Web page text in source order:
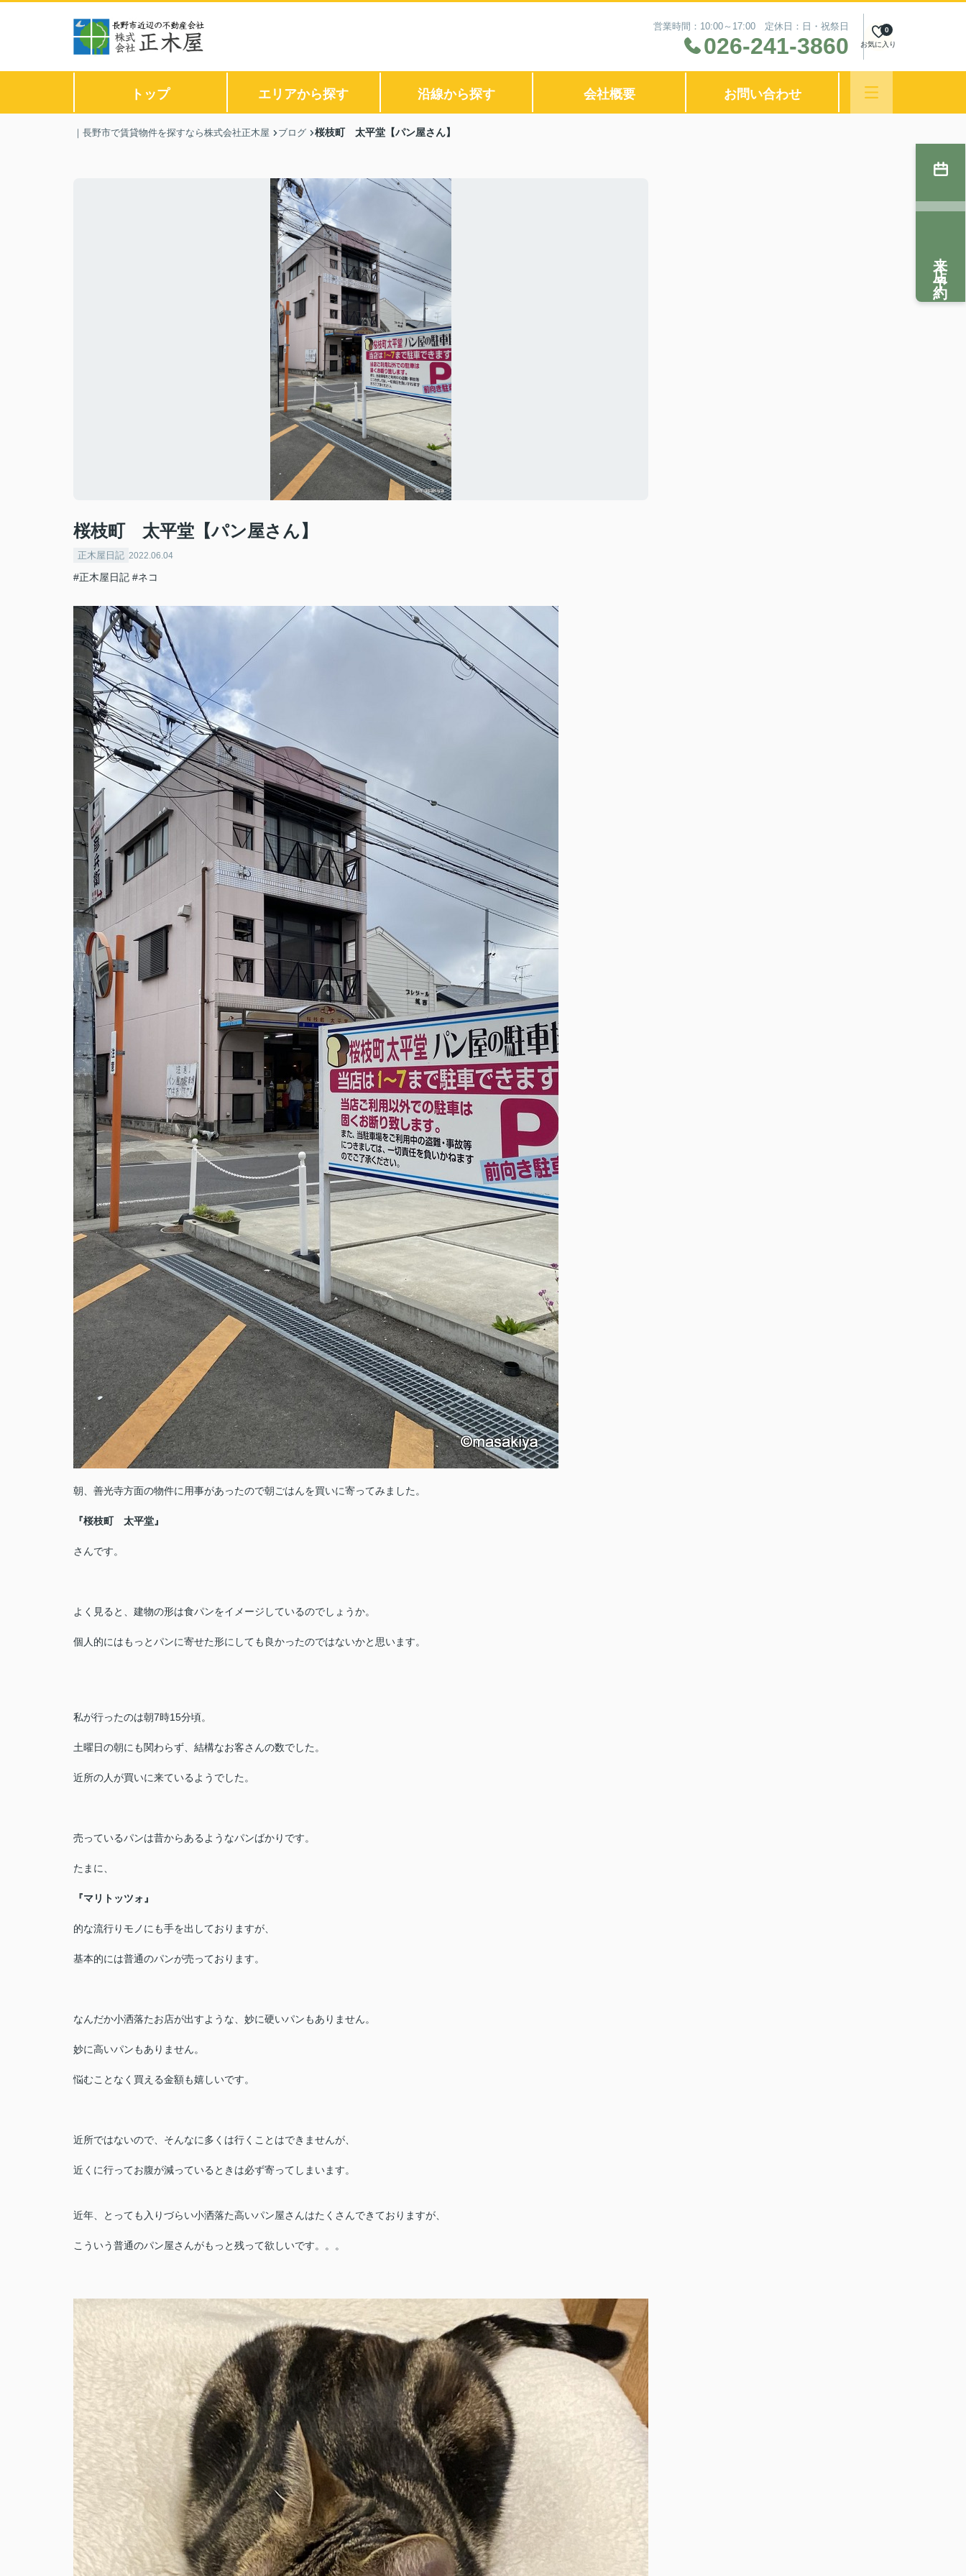
営業時間：10:00～17:00 定休日：日・祝祭日
026-241-3860 お気に入り
0
トップ エリアから探す 沿線から探す 会社概要 お問い合わせ
｜長野市で賃貸物件を探すなら株式会社正木屋 ブログ 桜枝町 太平堂【パン屋さん】
桜枝町 太平堂【パン屋さん】
正木屋日記 2022.06.04
#正木屋日記 #ネコ
朝、善光寺方面の物件に用事があったので朝ごはんを買いに寄ってみました。
『桜枝町 太平堂』
さんです。
よく見ると、建物の形は食パンをイメージしているのでしょうか。
個人的にはもっとパンに寄せた形にしても良かったのではないかと思います。
私が行ったのは朝7時15分頃。
土曜日の朝にも関わらず、結構なお客さんの数でした。
近所の人が買いに来ているようでした。
売っているパンは昔からあるようなパンばかりです。
たまに、
『マリトッツォ』
的な流行りモノにも手を出しておりますが、
基本的には普通のパンが売っております。
なんだか小洒落たお店が出すような、妙に硬いパンもありません。
妙に高いパンもありません。
悩むことなく買える金額も嬉しいです。
近所ではないので、そんなに多くは行くことはできませんが、
近くに行ってお腹が減っているときは必ず寄ってしまいます。
近年、とっても入りづらい小洒落た高いパン屋さんはたくさんできておりますが、
こういう普通のパン屋さんがもっと残って欲しいです。。。
来店予約